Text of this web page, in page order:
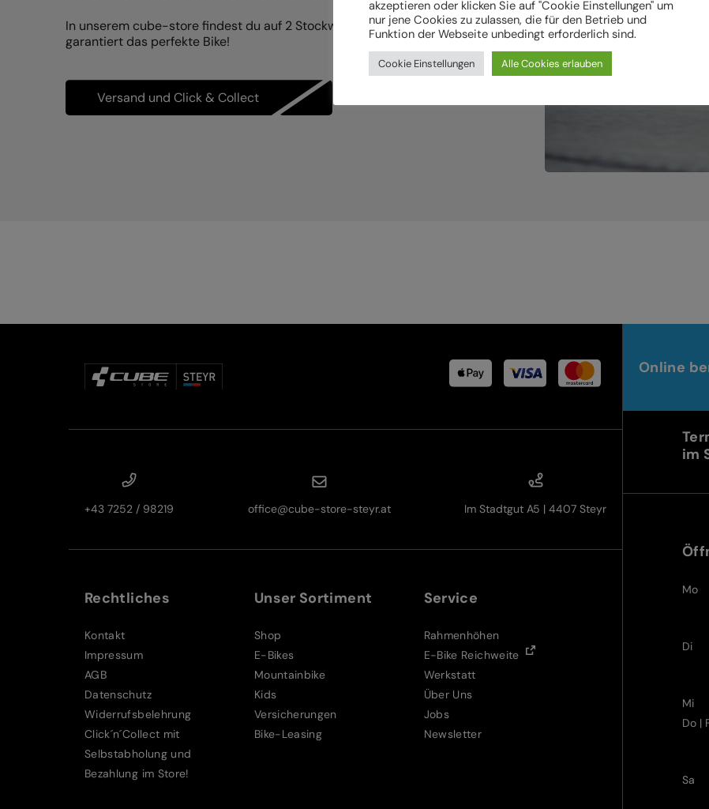
In unserem cube-store findest du auf 2 Stockwerken
garantiert das perfekte Bike!
Versand und Click & Collect
+43 7252 / 98219 office@cube-store-steyr.at Im Stadtgut A5 | 4407 Steyr
Rechtliches
Kontakt
Impressum
AGB
Datenschutz
Widerrufsbelehrung
Click´n´Collect mit
Selbstabholung und
Bezahlung im Store!
Unser Sortiment
Shop
E-Bikes
Mountainbike
Kids
Versicherungen
Bike-Leasing
Service
Rahmenhöhen
E-Bike Reichweite
Werkstatt
Über Uns
Jobs
Newsletter
Online
im
Mo
Di
Mi
Do |
Sa
akzeptieren oder klicken Sie auf "Cookie Einstellungen" um
nur jene Cookies zu zulassen, die für den Betrieb und
Funktion der Webseite unbedingt erforderlich sind.
Cookie Einstellungen Alle Cookies erlauben